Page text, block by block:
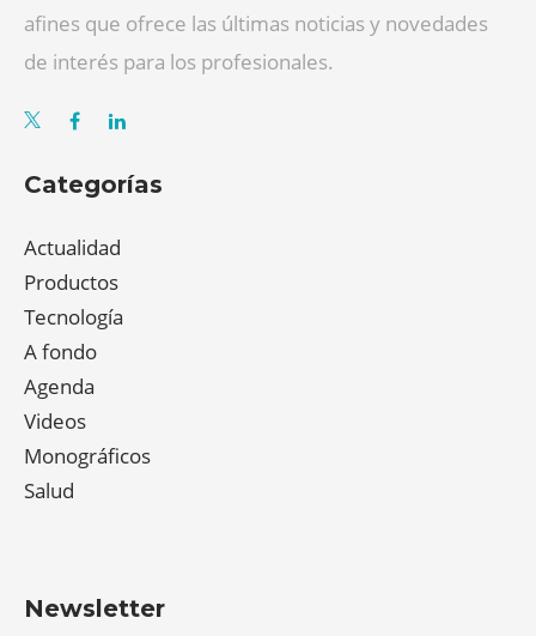
afines que ofrece las últimas noticias y novedades
de interés para los profesionales.
Categorías
Actualidad
Productos
Tecnología
A fondo
Agenda
Videos
Monográficos
Salud
Newsletter